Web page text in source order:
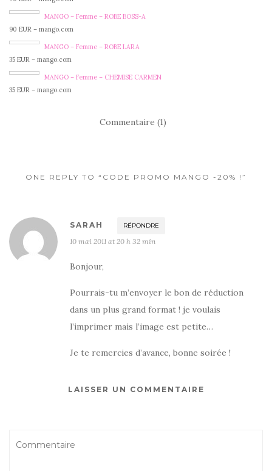
MANGO – Femme – ROBE BOSS-A
90 EUR – mango.com
MANGO – Femme – ROBE LARA
35 EUR – mango.com
MANGO – Femme – CHEMISE CARMEN
35 EUR – mango.com
Commentaire (1)
ONE REPLY TO “CODE PROMO MANGO -20% !”
SARAH RÉPONDRE
10 mai 2011 at 20 h 32 min
Bonjour,
Pourrais-tu m’envoyer le bon de réduction
dans un plus grand format ! je voulais
l’imprimer mais l’image est petite…
Je te remercies d’avance, bonne soirée !
LAISSER UN COMMENTAIRE